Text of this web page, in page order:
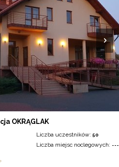
OKRĄGLAK
Liczba uczestników:50
Liczba miejsc noclegowych: ---